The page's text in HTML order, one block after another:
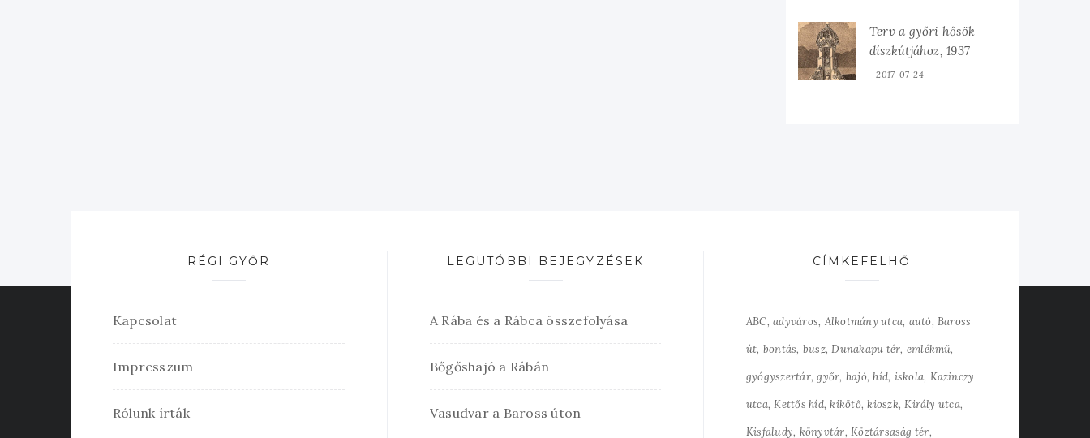
Terv a győri hősök
díszkútjához, 1937
2017-07-24
RÉGI GYŐR
Kapcsolat
Impresszum
Rólunk írták
LEGUTÓBBI BEJEGYZÉSEK
A Rába és a Rábca összefolyása
Bőgőshajó a Rábán
Vasudvar a Baross úton
CÍMKEFELHŐ
ABC adyváros Alkotmány utca autó Baross
út bontás busz Dunakapu tér emlékmű
gyógyszertár győr hajó híd iskola Kazinczy
utca Kettős híd kikötő kioszk Király utca
Kisfaludy könyvtár Köztársaság tér